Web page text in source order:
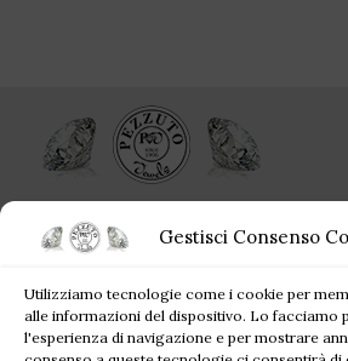
Gestisci Consenso
Utilizziamo tecnologie come i cookie per
alle informazioni del dispositivo. Lo facciamo
l'esperienza di navigazione e per mostrare
Ogni singolo gioiello acquistato da
Tel: +39 081 81 81 945
Mail: pezzutofrancesco21@gmail.com